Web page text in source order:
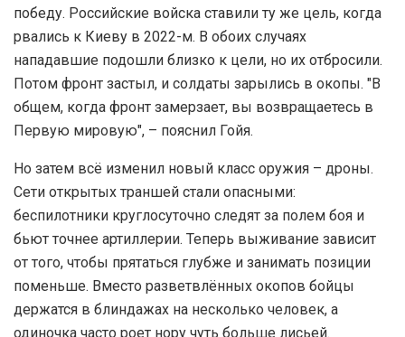
победу. Российские войска ставили ту же цель, когда
рвались к Киеву в 2022-м. В обоих случаях
нападавшие подошли близко к цели, но их отбросили.
Потом фронт застыл, и солдаты зарылись в окопы. "В
общем, когда фронт замерзает, вы возвращаетесь в
Первую мировую", – пояснил Гойя.
Но затем всё изменил новый класс оружия – дроны.
Сети открытых траншей стали опасными:
беспилотники круглосуточно следят за полем боя и
бьют точнее артиллерии. Теперь выживание зависит
от того, чтобы прятаться глубже и занимать позиции
поменьше. Вместо разветвлённых окопов бойцы
держатся в блиндажах на несколько человек, а
одиночка часто роет нору чуть больше лисьей.